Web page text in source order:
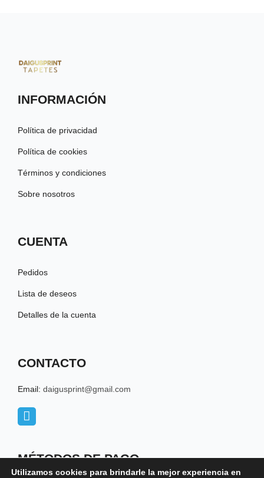
INFORMACIÓN
Política de privacidad
Política de cookies
Términos y condiciones
Sobre nosotros
CUENTA
Pedidos
Lista de deseos
Detalles de la cuenta
CONTACTO
Email: daigusprint@gmail.com
T
e
e
g
r
MÉTODOS DE PAGO
Utilizamos cookies para brindarle la mejor experiencia en